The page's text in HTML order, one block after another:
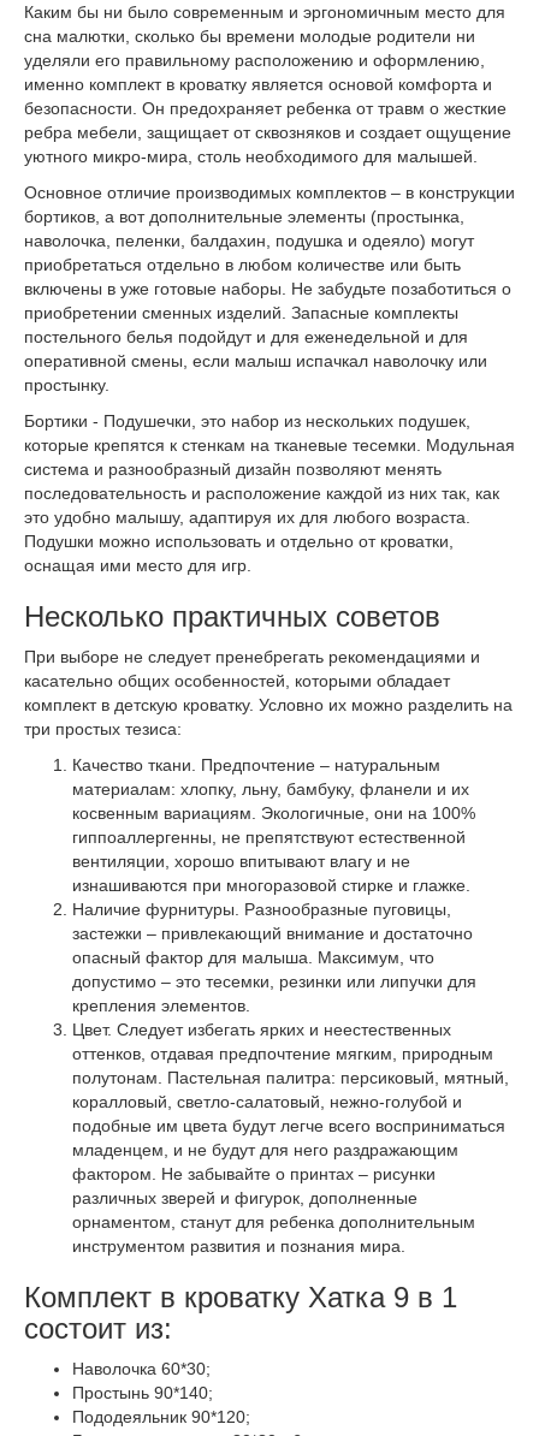
Каким бы ни было современным и эргономичным место для
сна малютки, сколько бы времени молодые родители ни
уделяли его правильному расположению и оформлению,
именно комплект в кроватку является основой комфорта и
безопасности. Он предохраняет ребенка от травм о жесткие
ребра мебели, защищает от сквозняков и создает ощущение
уютного микро-мира, столь необходимого для малышей.
Основное отличие производимых комплектов – в конструкции
бортиков, а вот дополнительные элементы (простынка,
наволочка, пеленки, балдахин, подушка и одеяло) могут
приобретаться отдельно в любом количестве или быть
включены в уже готовые наборы. Не забудьте позаботиться о
приобретении сменных изделий. Запасные комплекты
постельного белья подойдут и для еженедельной и для
оперативной смены, если малыш испачкал наволочку или
простынку.
Бортики - Подушечки, это набор из нескольких подушек,
которые крепятся к стенкам на тканевые тесемки. Модульная
система и разнообразный дизайн позволяют менять
последовательность и расположение каждой из них так, как
это удобно малышу, адаптируя их для любого возраста.
Подушки можно использовать и отдельно от кроватки,
оснащая ими место для игр.
Несколько практичных советов
При выборе не следует пренебрегать рекомендациями и
касательно общих особенностей, которыми обладает
комплект в детскую кроватку. Условно их можно разделить на
три простых тезиса:
Качество ткани. Предпочтение – натуральным
материалам: хлопку, льну, бамбуку, фланели и их
косвенным вариациям. Экологичные, они на 100%
гиппоаллергенны, не препятствуют естественной
вентиляции, хорошо впитывают влагу и не
изнашиваются при многоразовой стирке и глажке.
Наличие фурнитуры. Разнообразные пуговицы,
застежки – привлекающий внимание и достаточно
опасный фактор для малыша. Максимум, что
допустимо – это тесемки, резинки или липучки для
крепления элементов.
Цвет. Следует избегать ярких и неестественных
оттенков, отдавая предпочтение мягким, природным
полутонам. Пастельная палитра: персиковый, мятный,
коралловый, светло-салатовый, нежно-голубой и
подобные им цвета будут легче всего восприниматься
младенцем, и не будут для него раздражающим
фактором. Не забывайте о принтах – рисунки
различных зверей и фигурок, дополненные
орнаментом, станут для ребенка дополнительным
инструментом развития и познания мира.
Комплект в кроватку Хатка 9 в 1
состоит из:
Наволочка 60*30;
Простынь 90*140;
Пододеяльник 90*120;